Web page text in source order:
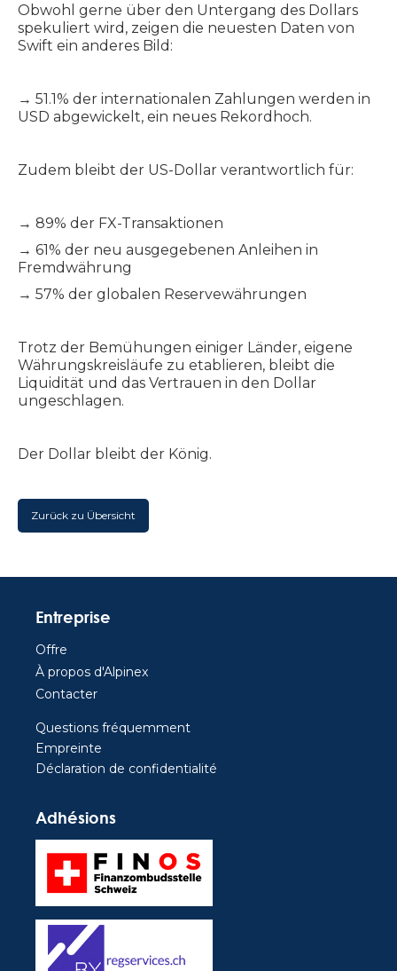
Obwohl gerne über den Untergang des Dollars
spekuliert wird, zeigen die neuesten Daten von
Swift ein anderes Bild:
→ 51.1% der internationalen Zahlungen werden in
USD abgewickelt, ein neues Rekordhoch.
Zudem bleibt der US-Dollar verantwortlich für:
→ 89% der FX-Transaktionen
→ 61% der neu ausgegebenen Anleihen in
Fremdwährung
→ 57% der globalen Reservewährungen
Trotz der Bemühungen einiger Länder, eigene
Währungskreisläufe zu etablieren, bleibt die
Liquidität und das Vertrauen in den Dollar
ungeschlagen.
Der Dollar bleibt der König.
Zurück zu Übersicht
Entreprise
Offre
À propos d'Alpinex
Contacter
Questions fréquemment
Empreinte
Déclaration de confidentialité
Adhésions